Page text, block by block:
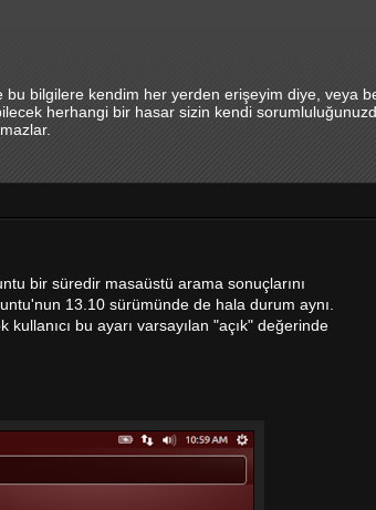
bilgilere kendim her yerden erişeyim diye, veya
herhangi bir hasar sizin kendi
bir süredir masaüstü arama sonuçlarını
13.10 sürümünde de hala durum aynı.
kullanıcı bu ayarı varsayılan "açık" değerinde